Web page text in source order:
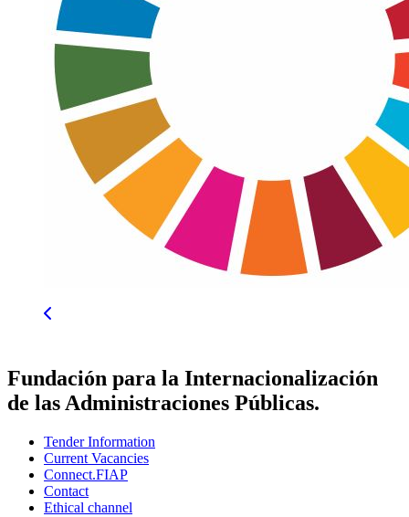
Fundación para la Internacionalización
de las Administraciones Públicas.
Tender Information
Current Vacancies
Connect.FIAP
Contact
Ethical channel